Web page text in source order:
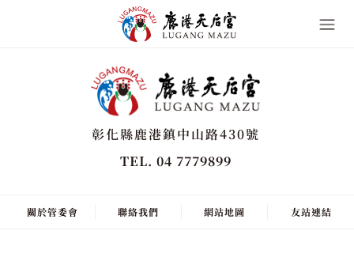
彰化縣鹿港鎮中山路430號
TEL. 04 7779899
關於管委會 聯絡我們 網站地圖 友站連結